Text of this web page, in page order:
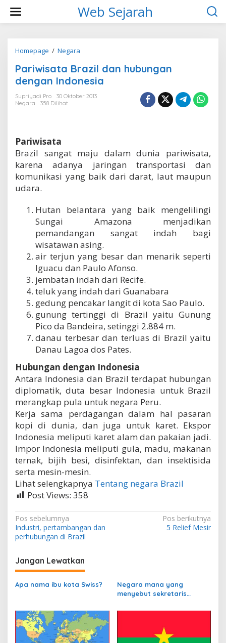
w
Web Sejarah
Homepage / Negara
r
i
w
i
r
z
i
n
u
b
u
n
g
a
n
d
e
n
g
n
I
d
o
n
e
s
i
a
Pariwisata Brazil dan hubungan
dengan Indonesia
Supriyadi Pro
30 Oktober 2013
Negara
358 Dilihat
Pariwisata
Brazil sangat maju dalam dunia pariwisata,
karena adanya jaringan transportasi dan
komunikasi yang baik dari darat, laut maupun
udara.
Hutan belantara yang baik mengelilingi
Sungai Amazona menjadikan
pemandangan sangat indah bagi
wisatawan asing.
air terjun yang besar dan menarik seperti
Iguacu dan Paulo Afonso.
jembatan indah dari Recife.
teluk yang indah dari Guanabara
gedung pencakar langit di kota Sao Paulo.
gunung tertinggi di Brazil yaitu Gunung
Pico da Bandeira, setinggi 2.884 m.
danau terbesar dan terluas di Brazil yaitu
Danau Lagoa dos Pates.
Hubungan dengan Indonesia
Antara Indonesia dan Brazil terdapat hubungan
diplomatik, duta besar Indonesia untuk Brazil
merangkap pula untuk negara Peru.
Kerja sama perdagangan dalam hal pasaran
kopi di dunia, dan juga untuk karet. Ekspor
Indonesia meliputi karet alam dan pakaian jadi.
Impor Indonesia meliputi gula, madu, makanan
ternak, bijih besi, disinfektan, dan insektisida
serta mesin-mesin.
Lihat selengkapnya Tentang negara Brazil
Post Views: 358
N
a
i
g
a
i
p
Pos sebelumnya
Industri, pertambangan dan
perhubungan di Brazil
Pos berikutnya
5 Relief Mesir
Jangan Lewatkan
Apa nama ibu kota Swiss?
Negara mana yang
menyebut sekretaris
perbendaharaannya